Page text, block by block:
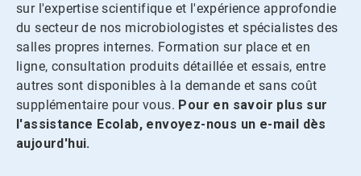
sur l'expertise scientifique et l'expérience approfondie
du secteur de nos microbiologistes et spécialistes des
salles propres internes. Formation sur place et en
ligne, consultation produits détaillée et essais, entre
autres sont disponibles à la demande et sans coût
supplémentaire pour vous. Pour en savoir plus sur
l'assistance Ecolab, envoyez-nous un e-mail dès
aujourd'hui.